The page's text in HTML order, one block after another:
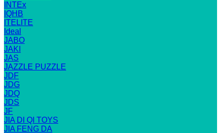
INTEx
IQHB
ITELITE
Ideal
JABO
JAKI
JAS
JAZZLE PUZZLE
JDF
JDG
JDQ
JDS
JF
JIA DI QI TOYS
JIA FENG DA